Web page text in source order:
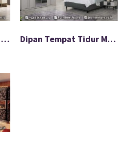
Rekomendasi Tempat Tidur Jok Minimalis Empuk FS-083 Dipan Tempat Tidur Minimalis Jepara Special Discount FS-034